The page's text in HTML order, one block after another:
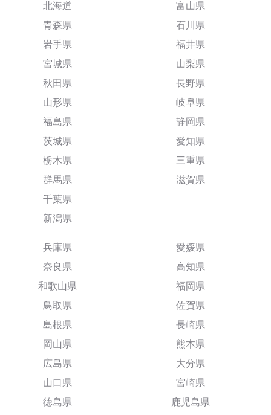
北海道
青森県
岩手県
宮城県
秋田県
山形県
福島県
茨城県
栃木県
群馬県
千葉県
新潟県
富山県
石川県
福井県
山梨県
長野県
岐阜県
静岡県
愛知県
三重県
滋賀県
兵庫県
奈良県
和歌山県
鳥取県
島根県
岡山県
広島県
山口県
徳島県
愛媛県
高知県
福岡県
佐賀県
長崎県
熊本県
大分県
宮崎県
鹿児島県